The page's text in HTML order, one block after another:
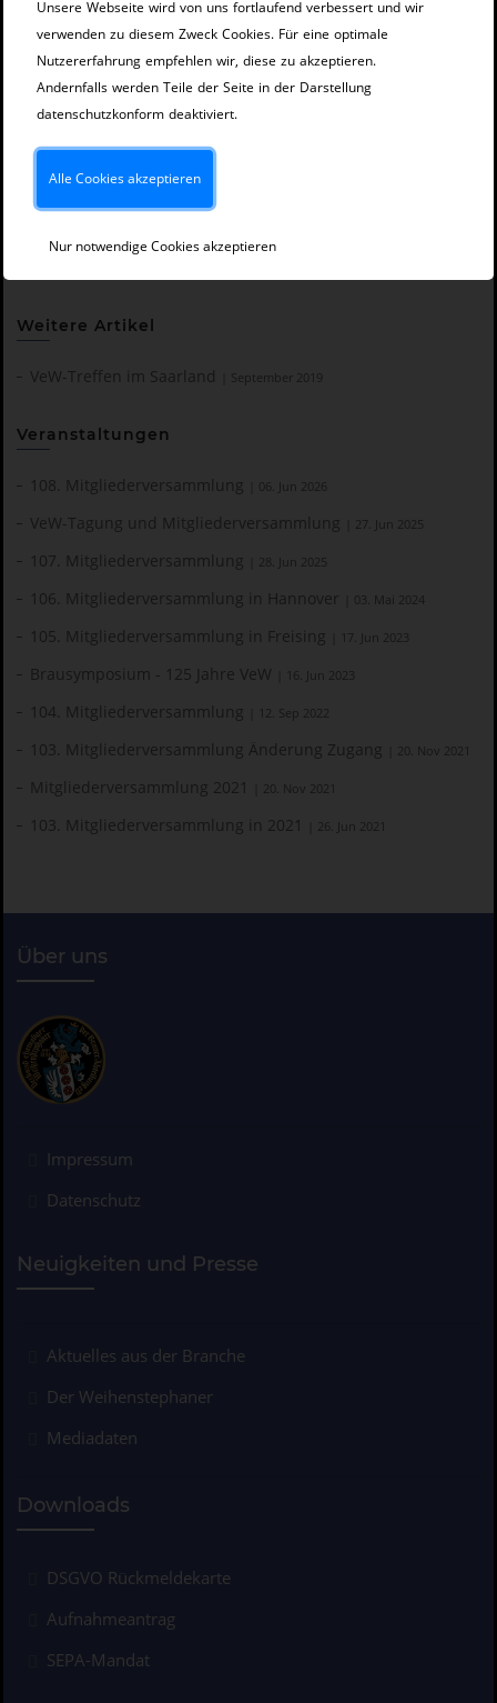
Der Tag klang bei einem gemeinsamen Abendessen,
dem ein oder anderen Bier der Saarfürst Brauerei
und vielen interessanten Gesprächen aus. An
Windfried Manke für den Vortrag und an Avangard
Malz für die Übernahme des Abendessens.
Weitere Artikel
VeW-Treffen im Saarland | September 2019
Veranstaltungen
108. Mitgliederversammlung | 06. Jun 2026
VeW-Tagung und Mitgliederversammlung | 27. Jun 2025
107. Mitgliederversammlung | 28. Jun 2025
106. Mitgliederversammlung in Hannover | 03. Mai 2024
105. Mitgliederversammlung in Freising | 17. Jun 2023
Brausymposium - 125 Jahre VeW | 16. Jun 2023
104. Mitgliederversammlung | 12. Sep 2022
103. Mitgliederversammlung Änderung Zugang | 20. Nov 2021
Mitgliederversammlung 2021 | 20. Nov 2021
103. Mitgliederversammlung in 2021 | 26. Jun 2021
Über uns
Impressum
Datenschutz
Neuigkeiten und Presse
Aktuelles aus der Branche
Der Weihenstephaner
Mediadaten
Downloads
DSGVO Rückmeldekarte
Aufnahmeantrag
SEPA-Mandat
Unsere Webseite wird von uns fortlaufend verbessert und wir
verwenden zu diesem Zweck Cookies. Für eine optimale
Nutzererfahrung empfehlen wir, diese zu akzeptieren.
Andernfalls werden Teile der Seite in der Darstellung
datenschutzkonform deaktiviert.
Alle Cookies akzeptieren
Nur notwendige Cookies akzeptieren